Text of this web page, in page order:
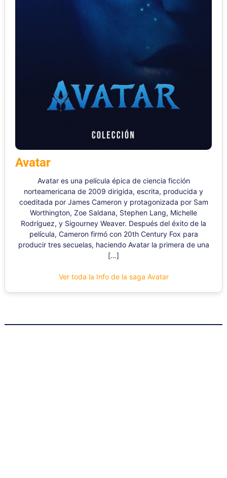
Avatar
Avatar es una película épica de ciencia ficción
norteamericana de 2009 dirigida, escrita, producida y
coeditada por James Cameron y protagonizada por Sam
Worthington, Zoe Saldana, Stephen Lang, Michelle
Rodríguez, y Sigourney Weaver. Después del éxito de la
película, Cameron firmó con 20th Century Fox para
producir tres secuelas, haciendo Avatar la primera de una
[…]
Ver toda la Info de la saga Avatar